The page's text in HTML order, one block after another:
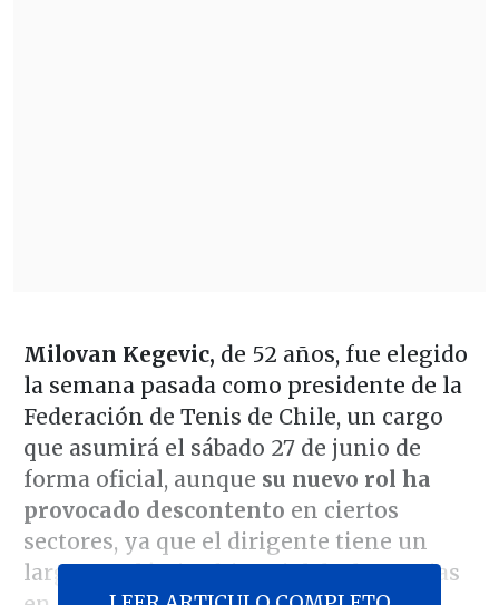
Milovan Kegevic, de 52 años, fue elegido
la semana pasada como presidente de la
Federación de Tenis de Chile, un cargo
que asumirá el sábado 27 de junio de
forma oficial, aunque su nuevo rol ha
provocado descontento en ciertos
sectores, ya que el dirigente tiene un
largo y polémico historial de denuncias